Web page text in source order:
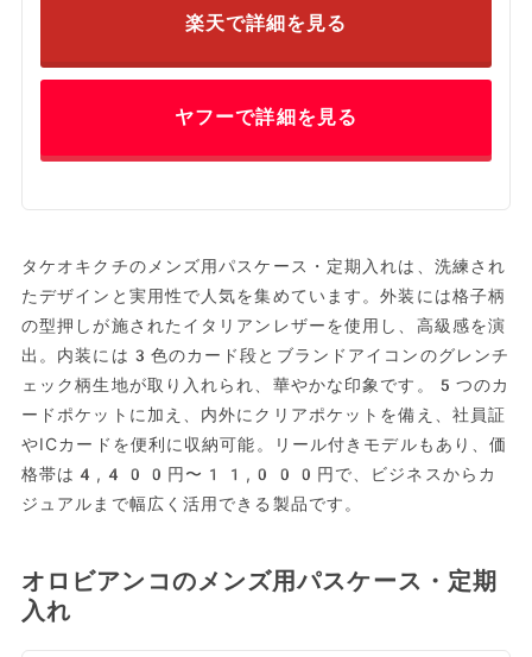
楽天で詳細を見る
ヤフーで詳細を見る
タケオキクチのメンズ用パスケース・定期入れは、洗練され
たデザインと実用性で人気を集めています。外装には格子柄
の型押しが施されたイタリアンレザーを使用し、高級感を演
出。内装には3色のカード段とブランドアイコンのグレンチ
ェック柄生地が取り入れられ、華やかな印象です。5つのカ
ードポケットに加え、内外にクリアポケットを備え、社員証
やICカードを便利に収納可能。リール付きモデルもあり、価
格帯は4,400円〜11,000円で、ビジネスからカ
ジュアルまで幅広く活用できる製品です。
オロビアンコのメンズ用パスケース・定期
入れ